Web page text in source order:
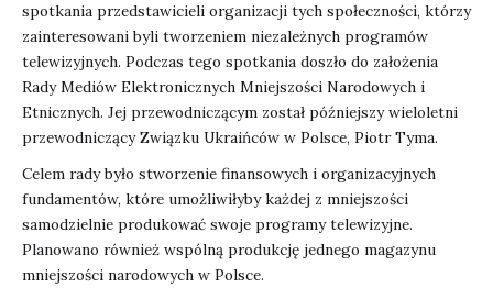
spotkania przedstawicieli organizacji tych społeczności, którzy
zainteresowani byli tworzeniem niezależnych programów
telewizyjnych. Podczas tego spotkania doszło do założenia
Rady Mediów Elektronicznych Mniejszości Narodowych i
Etnicznych. Jej przewodniczącym został późniejszy wieloletni
przewodniczący Związku Ukraińców w Polsce, Piotr Tyma.
Celem rady było stworzenie finansowych i organizacyjnych
fundamentów, które umożliwiłyby każdej z mniejszości
samodzielnie produkować swoje programy telewizyjne.
Planowano również wspólną produkcję jednego magazynu
mniejszości narodowych w Polsce.